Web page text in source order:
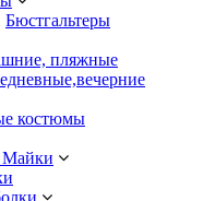
Бюстгальтеры
пляжные
костюмы
Майки